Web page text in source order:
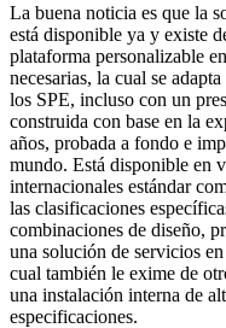
La buena noticia es que la
está disponible ya y existe
plataforma personalizable
necesarias, la cual se
los SPE, incluso con un
construida con base en la
años, probada a fondo e
mundo. Está disponible en
internacionales estándar
las clasificaciones
combinaciones de diseño,
una solución de servicios
cual también le exime de
una instalación interna de
especificaciones.